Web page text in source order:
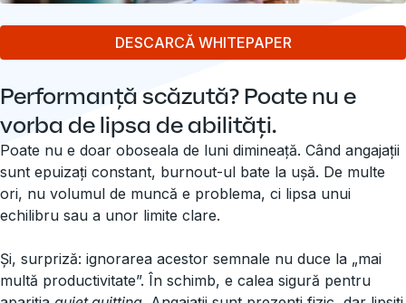
DESCARCĂ WHITEPAPER
Performanță scăzută? Poate nu e
vorba de lipsa de abilități.
Poate nu e doar oboseala de luni dimineață. Când angajații
sunt epuizați constant, burnout-ul bate la ușă. De multe
ori, nu volumul de muncă e problema, ci lipsa unui
echilibru sau a unor limite clare.
Și, surpriză: ignorarea acestor semnale nu duce la „mai
multă productivitate”. În schimb, e calea sigură pentru